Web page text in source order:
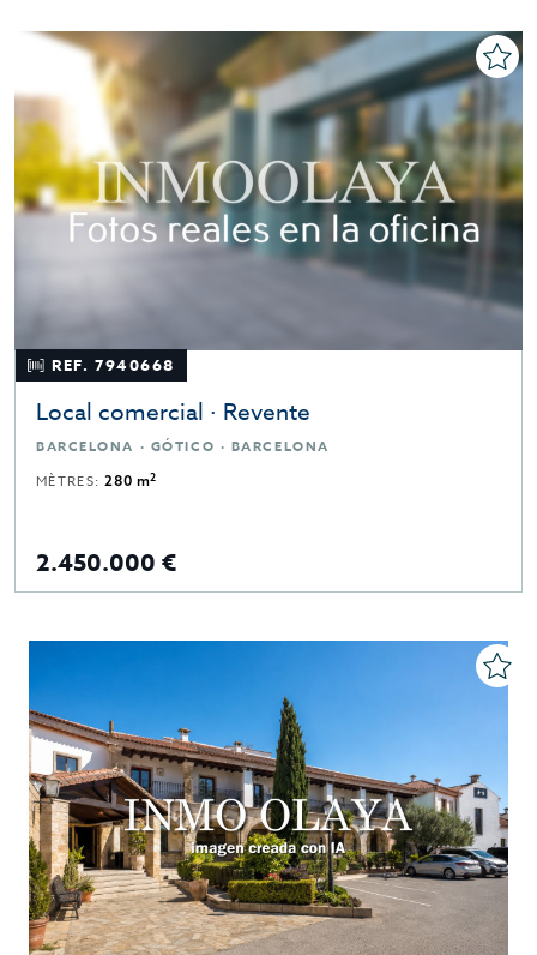
REF. 7940668
Local comercial · Revente
BARCELONA · GÓTICO · BARCELONA
MÈTRES:280 m2
2.450.000 €